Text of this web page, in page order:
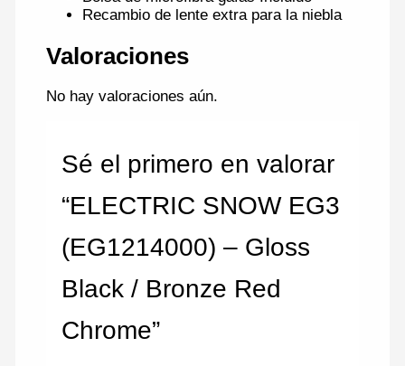
Recambio de lente extra para la niebla
Valoraciones
No hay valoraciones aún.
Sé el primero en valorar
“ELECTRIC SNOW EG3
(EG1214000) – Gloss
Black / Bronze Red
Chrome”